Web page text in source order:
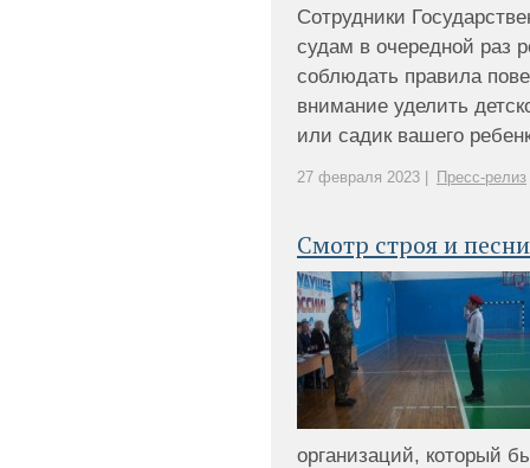
Сотрудники
судам в очередной раз
соблюдать правила
внимание уделить
или садик вашего
27 февраля 2023 | Пресс-релиз
Смотр строя и песни
организаций, который